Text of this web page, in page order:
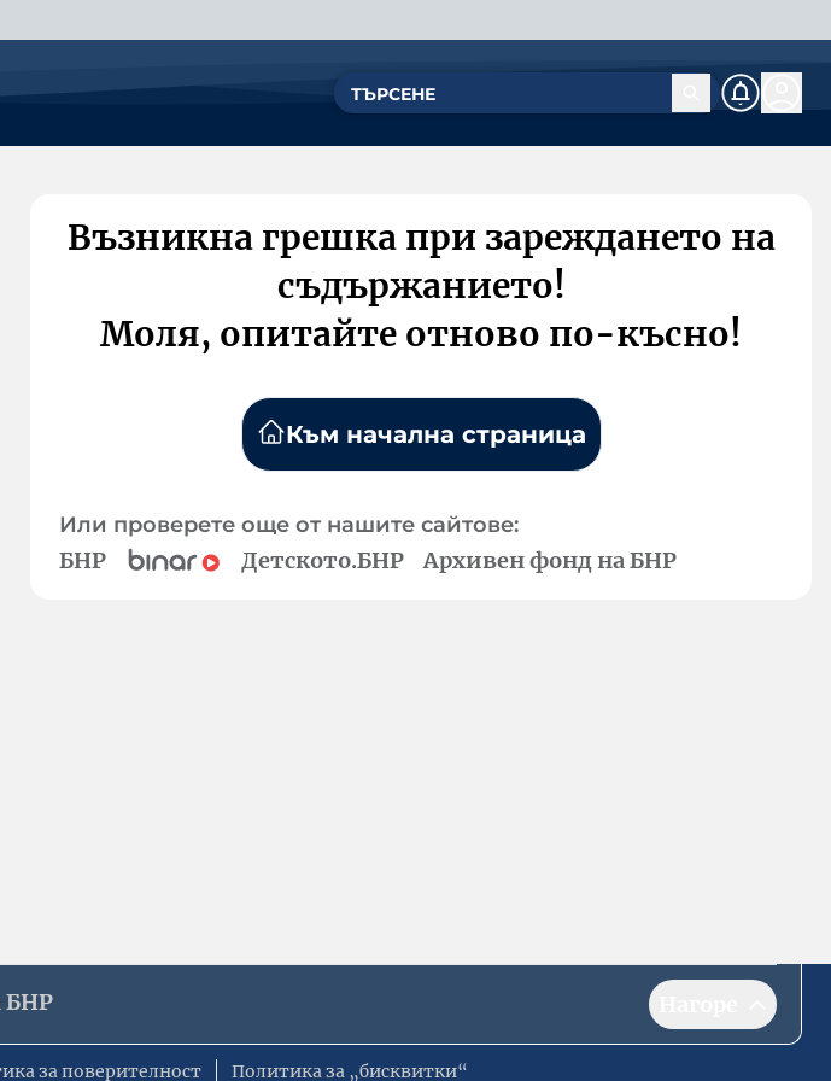
Възникна грешка при зареждането на
съдържанието!
Моля, опитайте отново по-късно!
Към начална страница
Или проверете още от нашите сайтове:
БНР Детското.БНР Архивен фонд на БНР
БНР
за поверителност Политика за „бисквитки“